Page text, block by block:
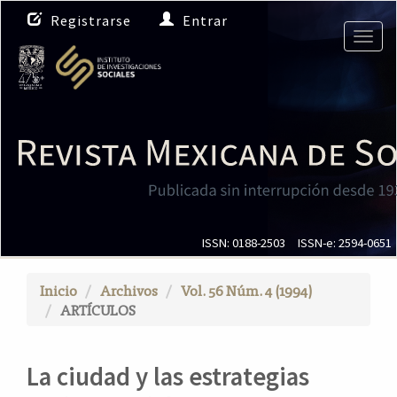
N
a
v
e
g
i
ó
n
c
C
Registrarse Entrar
ISSN: 0188-2503 ISSN-e: 2594-0651
Inicio Archivos
Vol. 56 Núm. 4 (1994)
ARTÍCULOS
La ciudad y las estrategias